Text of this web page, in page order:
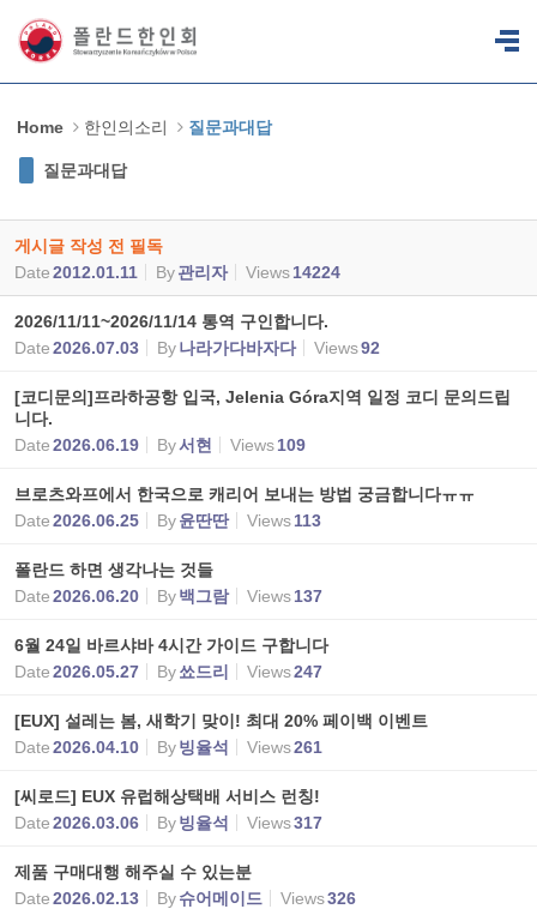
Home 한인의소리 질문과대답
질문과대답
게시글 작성 전 필독
Date2012.01.11 By관리자 Views14224
2026/11/11~2026/11/14 통역 구인합니다.
Date2026.07.03 By나라가다바자다 Views92
[코디문의]프라하공항 입국, Jelenia Góra지역 일정 코디 문의드립
니다.
Date2026.06.19 By서현 Views109
브로츠와프에서 한국으로 캐리어 보내는 방법 궁금합니다ㅠㅠ
Date2026.06.25 By윤딴딴 Views113
폴란드 하면 생각나는 것들
Date2026.06.20 By백그람 Views137
6월 24일 바르샤바 4시간 가이드 구합니다
Date2026.05.27 By쑈드리 Views247
[EUX] 설레는 봄, 새학기 맞이! 최대 20% 페이백 이벤트
Date2026.04.10 By빙율석 Views261
[씨로드] EUX 유럽해상택배 서비스 런칭!
Date2026.03.06 By빙율석 Views317
제품 구매대행 해주실 수 있는분
Date2026.02.13 By슈어메이드 Views326